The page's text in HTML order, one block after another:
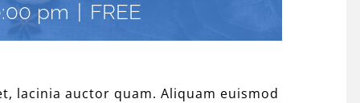
pm FREE
lacinia auctor quam. Aliquam euismod